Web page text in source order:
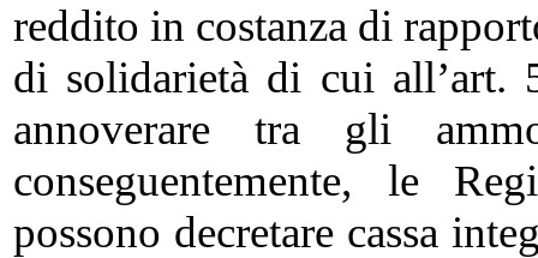
reddito in costanza di
di solidarietà di cui all’art.
annoverare tra gli
conseguentemente, le
possono decretare cassa